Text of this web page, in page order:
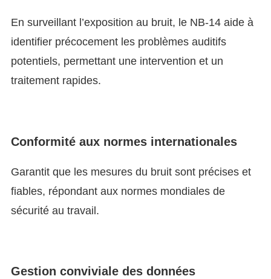
En surveillant l’exposition au bruit, le NB-14 aide à
identifier précocement les problèmes auditifs
potentiels, permettant une intervention et un
traitement rapides.
Conformité aux normes internationales
Garantit que les mesures du bruit sont précises et
fiables, répondant aux normes mondiales de
sécurité au travail.
Gestion conviviale des données